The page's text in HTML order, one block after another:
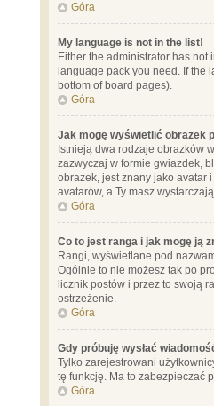
Góra
My language is not in the list!
Either the administrator has
language pack you need. If the
bottom of board pages).
Góra
Jak mogę wyświetlić obrazek
Istnieją dwa rodzaje obrazków
zazwyczaj w formie gwiazdek,
obrazek, jest znany jako avatar
avatarów, a Ty masz
Góra
Co to jest ranga i jak mogę ją
Rangi, wyświetlane pod
Ogólnie to nie możesz tak po
licznik postów i przez to swoją
ostrzeżenie.
Góra
Gdy próbuję wysłać
Tylko zarejestrowani
tę funkcję. Ma to zabezpieczać
Góra